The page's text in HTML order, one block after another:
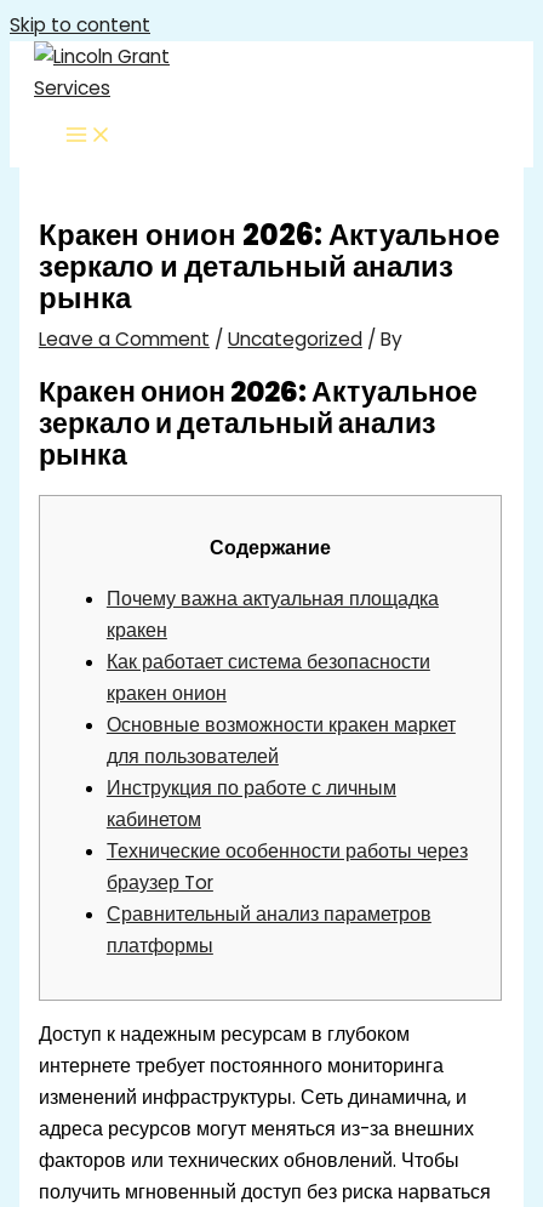
Skip to content
Кракен онион 2026: Актуальное
зеркало и детальный анализ
рынка
Leave a Comment / Uncategorized/ By
Кракен онион 2026: Актуальное
зеркало и детальный анализ
рынка
Содержание
Почему важна актуальная площадка
кракен
Как работает система безопасности
кракен онион
Основные возможности кракен маркет
для пользователей
Инструкция по работе с личным
кабинетом
Технические особенности работы через
браузер Tor
Сравнительный анализ параметров
платформы
Доступ к надежным ресурсам в глубоком
интернете требует постоянного мониторинга
изменений инфраструктуры. Сеть динамична, и
адреса ресурсов могут меняться из-за внешних
факторов или технических обновлений. Чтобы
получить мгновенный доступ без риска нарваться